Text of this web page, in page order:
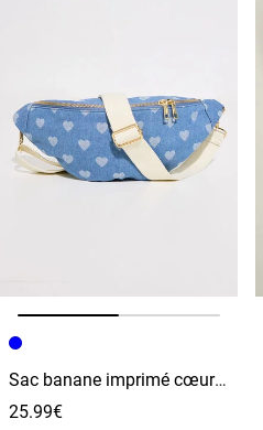
Image précédente
Image suivante
Sac banane imprimé cœurs femme
25.99€